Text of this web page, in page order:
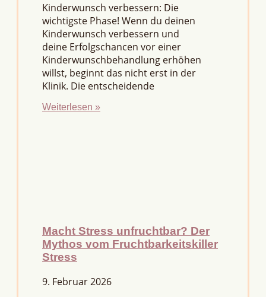
Kinderwunsch verbessern: Die
wichtigste Phase! Wenn du deinen
Kinderwunsch verbessern und
deine Erfolgschancen vor einer
Kinderwunschbehandlung erhöhen
willst, beginnt das nicht erst in der
Klinik. Die entscheidende
Weiterlesen »
Macht Stress unfruchtbar? Der
Mythos vom Fruchtbarkeitskiller
Stress
9. Februar 2026